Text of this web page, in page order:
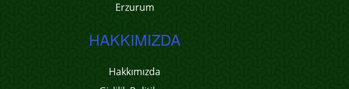
Erzurum
HAKKIMIZDA
Hakkımızda